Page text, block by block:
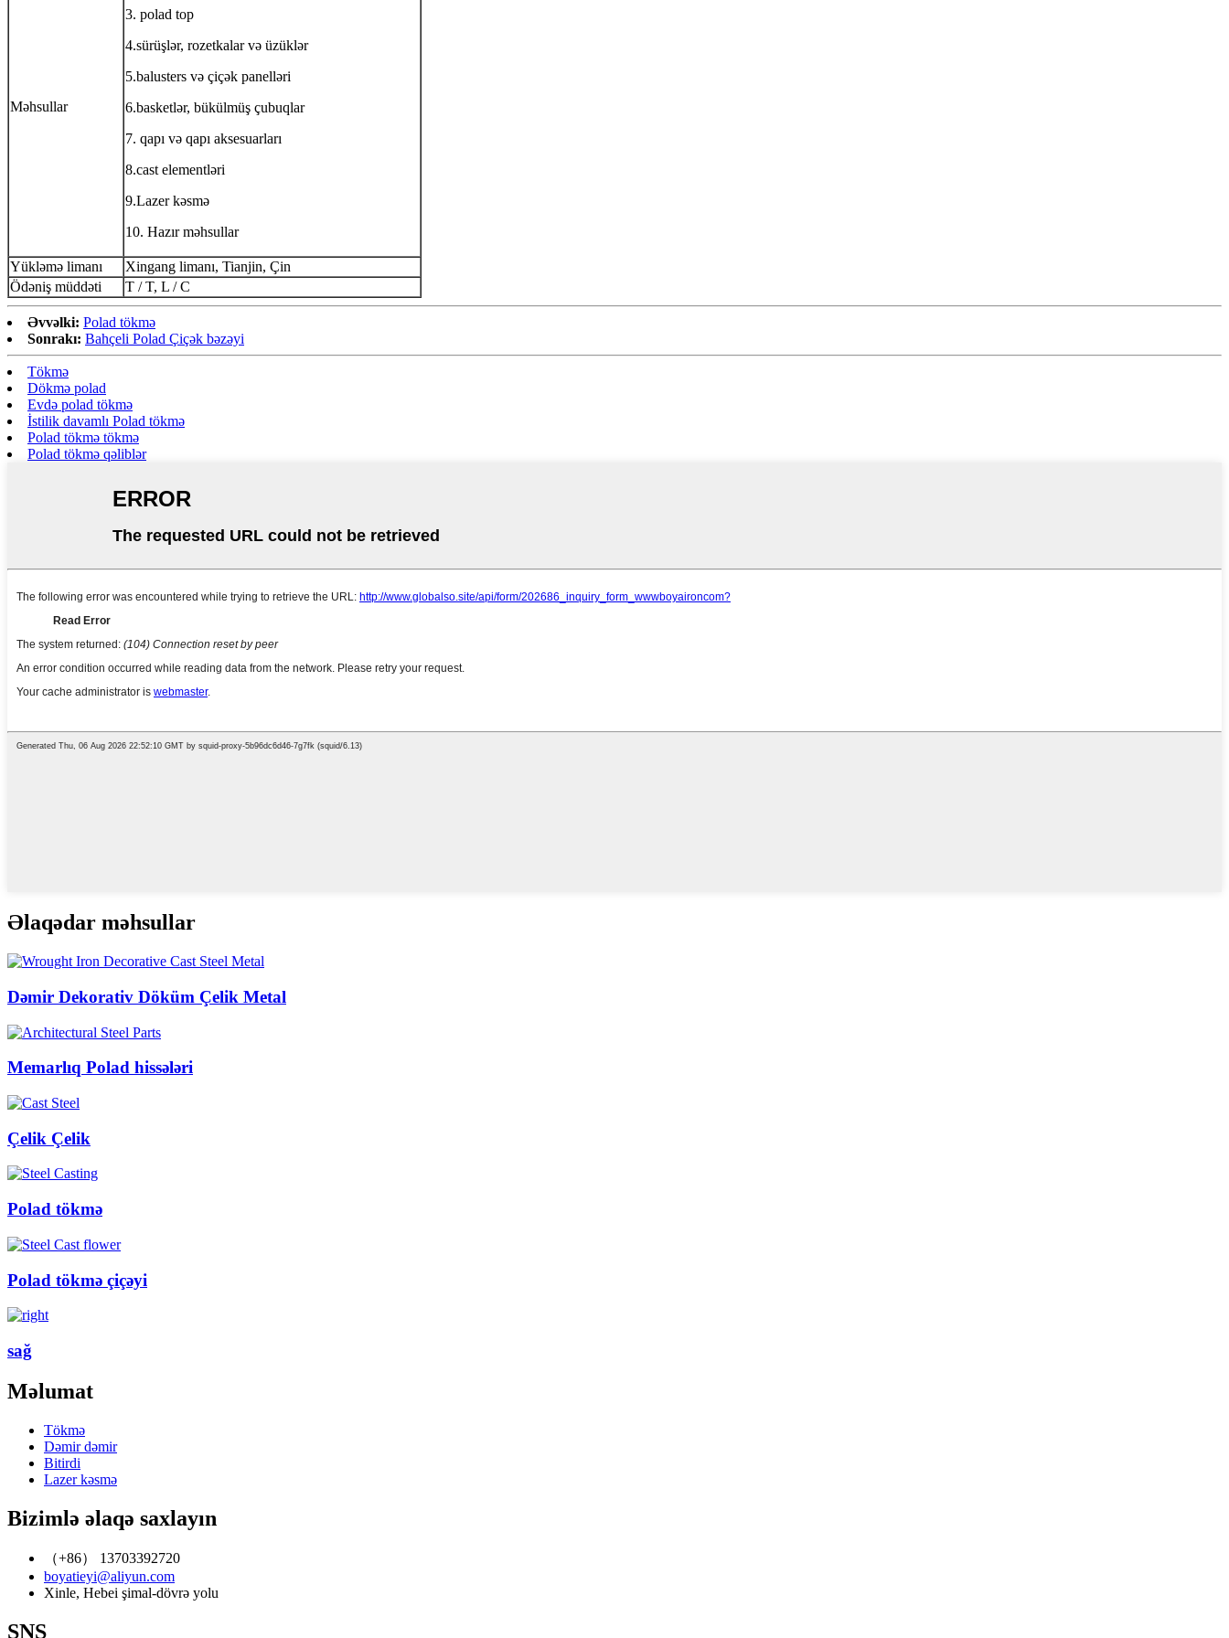
Məhsullar
3. polad top
4.sürüşlər, rozetkalar və üzüklər
5.balusters və çiçək panelləri
6.basketlər, bükülmüş çubuqlar
7. qapı və qapı aksesuarları
8.cast elementləri
9.Lazer kəsmə
10. Hazır məhsullar
Yükləmə limanı
Xingang limanı, Tianjin, Çin
Ödəniş müddəti
T / T, L / C
Əvvəlki: Polad tökmə
Sonrakı: Bahçeli Polad Çiçək bəzəyi
Tökmə
Dökmə polad
Evdə polad tökmə
İstilik davamlı Polad tökmə
Polad tökmə tökmə
Polad tökmə qəliblər
Əlaqədar məhsullar
Dəmir Dekorativ Döküm Çelik Metal
Memarlıq Polad hissələri
Çelik Çelik
Polad tökmə
Polad tökmə çiçəyi
sağ
Məlumat
Tökmə
Dəmir dəmir
Bitirdi
Lazer kəsmə
Bizimlə əlaqə saxlayın
（+86） 13703392720
boyatieyi@aliyun.com
Xinle, Hebei şimal-dövrə yolu
SNS